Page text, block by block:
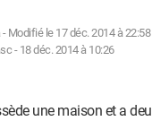
- Modifié le 17 déc. 2014 à 22:58
-18 déc. 2014 à 10:26
une maison et a